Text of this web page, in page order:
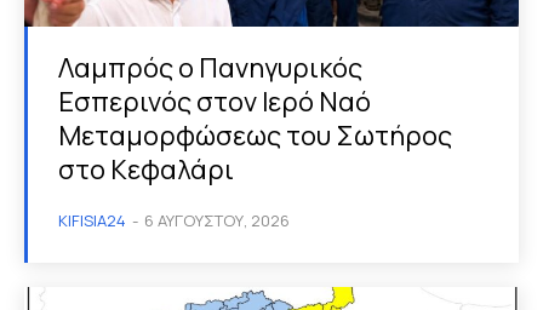
Λαμπρός ο Πανηγυρικός
Εσπερινός στον Ιερό Ναό
Μεταμορφώσεως του Σωτήρος
στο Κεφαλάρι
KIFISIA24 - 6 ΑΥΓΟΎΣΤΟΥ, 2026